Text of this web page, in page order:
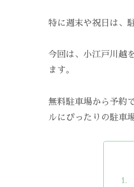
特に週末や祝日は、
今回は、小江戸川越
ます。
無料駐車場から予約
ルにぴったりの駐車